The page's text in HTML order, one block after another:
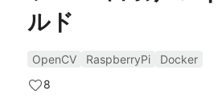
ルド
OpenCV RaspberryPi
Docker
8